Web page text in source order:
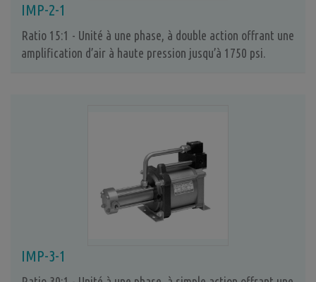
IMP-2-1
Ratio 15:1 - Unité à une phase, à double action offrant une
amplification d’air à haute pression jusqu’à 1750 psi.
IMP-3-1